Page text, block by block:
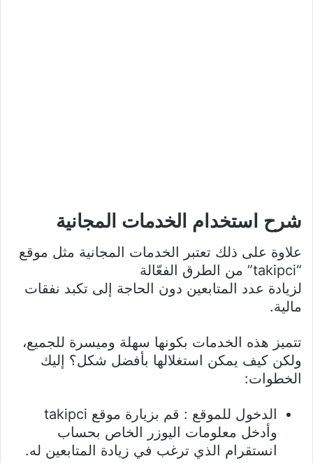
شرح استخدام الخدمات المجانية
علاوة على ذلك تعتبر الخدمات المجانية مثل موقع
“takipci” من الطرق الفعّالة
لزيادة عدد المتابعين دون الحاجة إلى تكبد نفقات
مالية.
تتميز هذه الخدمات بكونها سهلة وميسرة للجميع،
ولكن كيف يمكن استغلالها بأفضل شكل؟ إليك
الخطوات:
الدخول للموقع : قم بزيارة موقع takipci
وأدخل معلومات اليوزر الخاص بحساب
انستقرام الذي ترغب في زيادة المتابعين له.